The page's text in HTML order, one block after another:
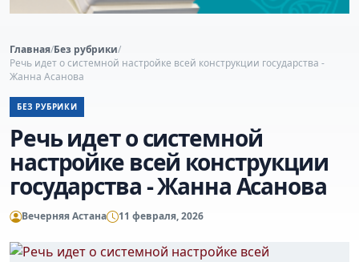
Главная/Без рубрики/
Речь идет о системной настройке всей конструкции государства -
Жанна Асанова
БЕЗ РУБРИКИ
Речь идет о системной
настройке всей конструкции
государства - Жанна Асанова
Вечерняя Астана 11 февраля, 2026